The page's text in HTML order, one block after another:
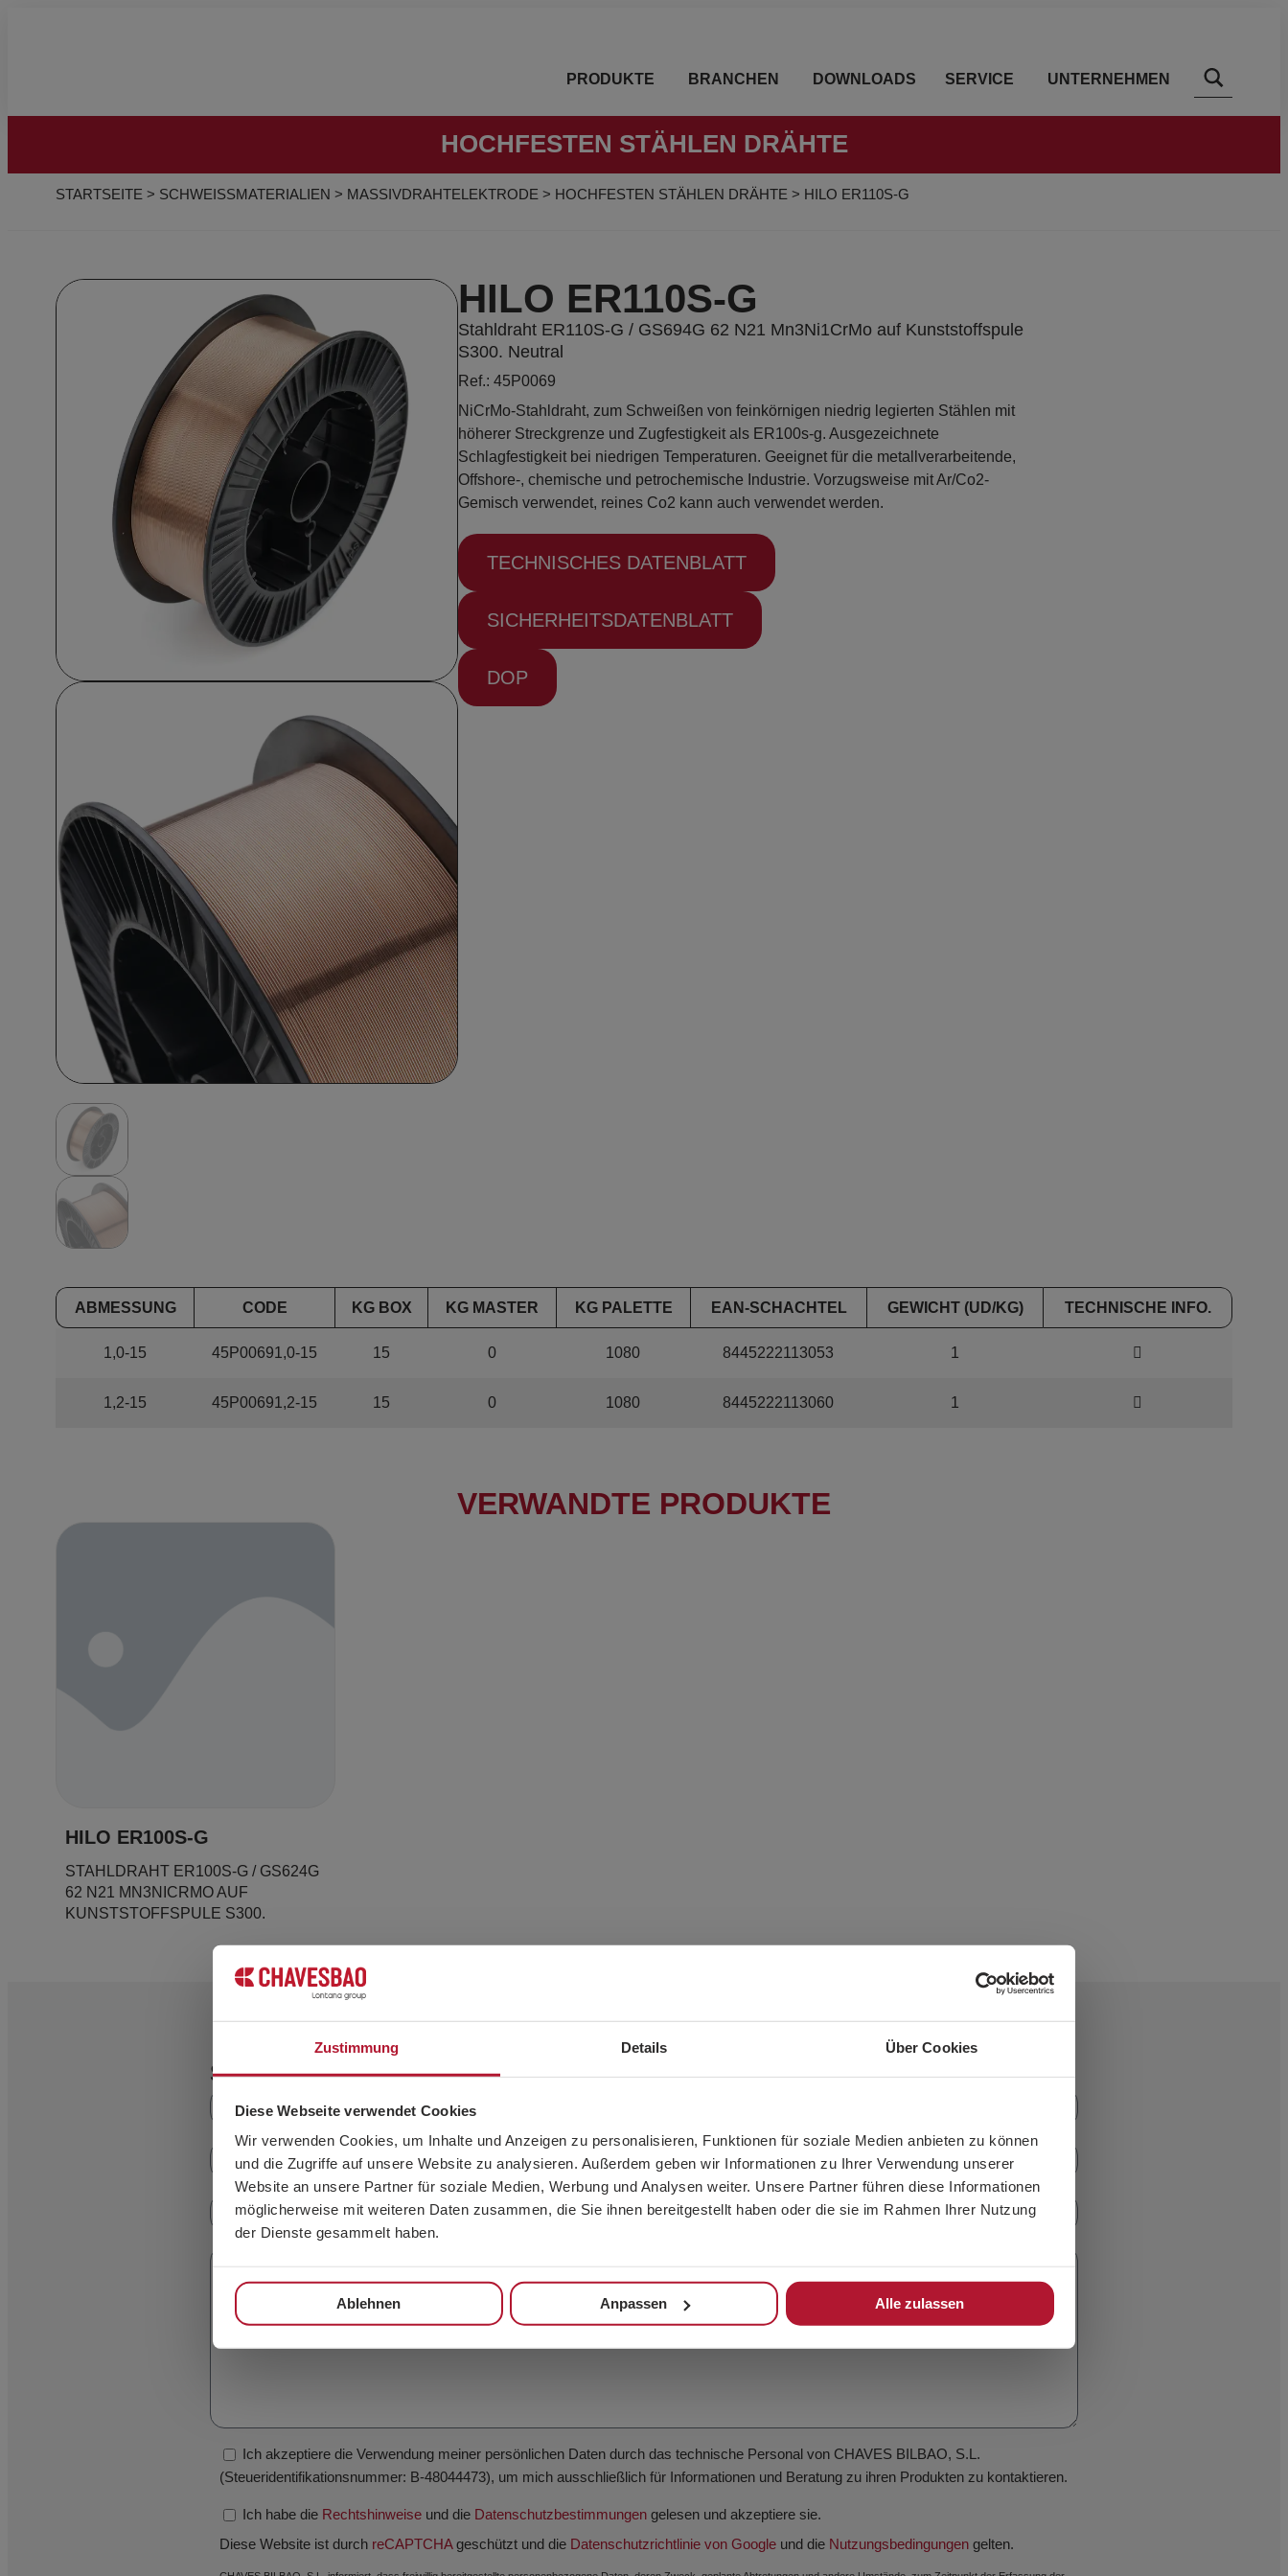
Zustimmung Details Über Cookies
Diese Webseite verwendet Cookies
Wir verwenden Cookies, um Inhalte und Anzeigen zu personalisieren, Funktionen für soziale Medien anbieten zu können
und die Zugriffe auf unsere Website zu analysieren. Außerdem geben wir Informationen zu Ihrer Verwendung unserer
Website an unsere Partner für soziale Medien, Werbung und Analysen weiter. Unsere Partner führen diese Informationen
möglicherweise mit weiteren Daten zusammen, die Sie ihnen bereitgestellt haben oder die sie im Rahmen Ihrer Nutzung
der Dienste gesammelt haben.
Ablehnen Anpassen Alle zulassen
PRODUKTE BRANCHEN DOWNLOADS SERVICE UNTERNEHMEN
HOCHFESTEN STÄHLEN DRÄHTE
STARTSEITE > SCHWEISSMATERIALIEN > MASSIVDRAHTELEKTRODE > HOCHFESTEN STÄHLEN DRÄHTE > HILO ER110S-G
HILO ER110S-G
Stahldraht ER110S-G / GS694G 62 N21 Mn3Ni1CrMo auf Kunststoffspule
S300. Neutral
Ref.: 45P0069
NiCrMo-Stahldraht, zum Schweißen von feinkörnigen niedrig legierten Stählen mit
höherer Streckgrenze und Zugfestigkeit als ER100s-g. Ausgezeichnete
Schlagfestigkeit bei niedrigen Temperaturen. Geeignet für die metallverarbeitende,
Offshore-, chemische und petrochemische Industrie. Vorzugsweise mit Ar/Co2-
Gemisch verwendet, reines Co2 kann auch verwendet werden.
TECHNISCHES DATENBLATT
SICHERHEITSDATENBLATT
DOP
ABMESSUNG CODE KG BOX KG MASTER KG PALETTE EAN-SCHACHTEL GEWICHT (UD/KG) TECHNISCHE INFO.
1,0-15 45P00691,0-15 15 0 1080 8445222113053 1
1,2-15 45P00691,2-15 15 0 1080 8445222113060 1
VERWANDTE PRODUKTE
HILO ER100S-G
STAHLDRAHT ER100S-G / GS624G
62 N21 MN3NICRMO AUF
KUNSTSTOFFSPULE S300.
Sie möchten mehr Informationen?
Ich akzeptiere die Verwendung meiner persönlichen Daten durch das technische Personal von CHAVES BILBAO, S.L.
(Steueridentifikationsnummer: B-48044473), um mich ausschließlich für Informationen und Beratung zu ihren Produkten zu kontaktieren.
Ich habe die Rechtshinweise und die Datenschutzbestimmungen gelesen und akzeptiere sie.
Diese Website ist durch reCAPTCHAgeschützt und die Datenschutzrichtlinie von Google und die Nutzungsbedingungen gelten.